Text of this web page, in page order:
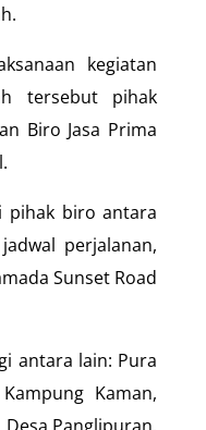
kegiatan
tersebut pihak
Biro Jasa Prima
pihak biro antara
perjalanan,
Sunset Road
antara lain: Pura
Kaman,